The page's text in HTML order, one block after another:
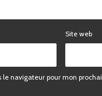
nos
Site web
navigateur pour mon